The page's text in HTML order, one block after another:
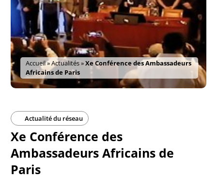
Accueil»Actualités»Xe Conférence des Ambassadeurs
Africains de Paris
Actualité du réseau
Xe Conférence des
Ambassadeurs Africains de
Paris